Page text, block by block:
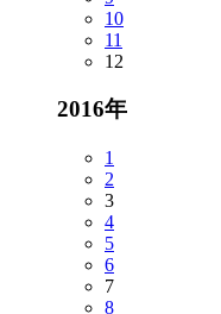
10
11
12
2016年
1
2
3
4
5
6
7
8